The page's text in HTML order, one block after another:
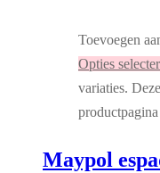
Toevoegen
Opties
variaties.
productpagina
Maypol